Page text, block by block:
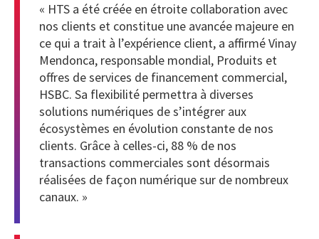
« HTS a été créée en étroite collaboration avec
nos clients et constitue une avancée majeure en
ce qui a trait à l’expérience client, a affirmé Vinay
Mendonca, responsable mondial, Produits et
offres de services de financement commercial,
HSBC. Sa flexibilité permettra à diverses
solutions numériques de s’intégrer aux
écosystèmes en évolution constante de nos
clients. Grâce à celles-ci, 88 % de nos
transactions commerciales sont désormais
réalisées de façon numérique sur de nombreux
canaux. »